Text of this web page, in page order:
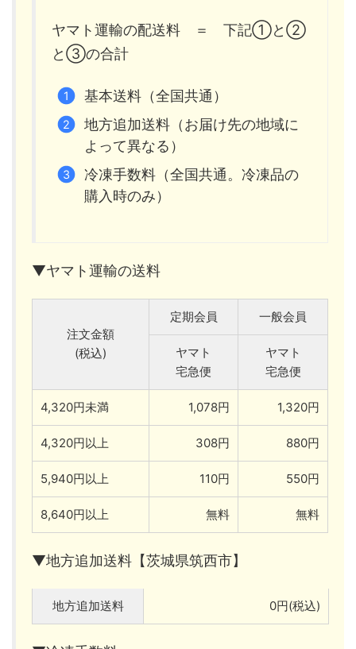
ヤマト運輸の配送料 ＝ 下記①と②
と③の合計
基本送料（全国共通）
地方追加送料（お届け先の地域に
よって異なる）
冷凍手数料（全国共通。冷凍品の
購入時のみ）
▼ヤマト運輸の送料
注文金額
(税込)
定期会員 一般会員
ヤマト
宅急便
ヤマト
宅急便
4,320円未満 1,078円 1,320円
4,320円以上 308円 880円
5,940円以上 110円 550円
8,640円以上 無料 無料
▼地方追加送料【茨城県筑西市】
地方追加送料 0円(税込)